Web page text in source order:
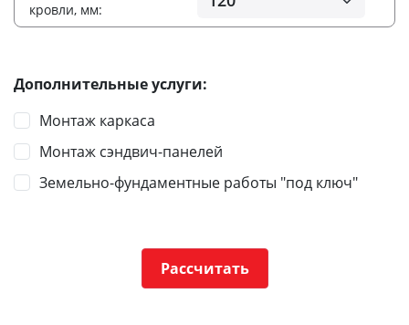
кровли, мм:
Дополнительные услуги:
Монтаж каркаса
Монтаж сэндвич-панелей
Земельно-фундаментные работы "под ключ"
Рассчитать